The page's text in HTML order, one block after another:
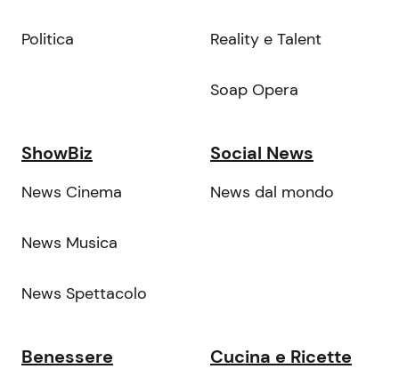
Politica Reality e Talent
Soap Opera
ShowBiz
News Cinema
News Musica
News Spettacolo
Social News
News dal mondo
Benessere Cucina e Ricette